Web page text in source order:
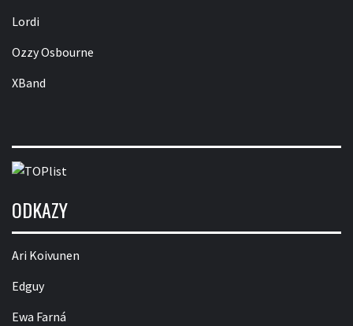
Lordi
Ozzy Osbourne
XBand
ODKAZY
Ari Koivunen
Edguy
Ewa Farná